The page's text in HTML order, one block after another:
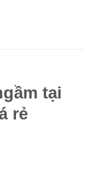
tại
rẻ